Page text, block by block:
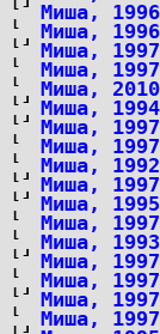
Миша,
Миша,
Миша,
Миша,
Миша,
Миша,
Миша,
Миша,
Миша,
Миша,
Миша,
Миша,
Миша,
Миша,
Миша,
Миша,
Миша,